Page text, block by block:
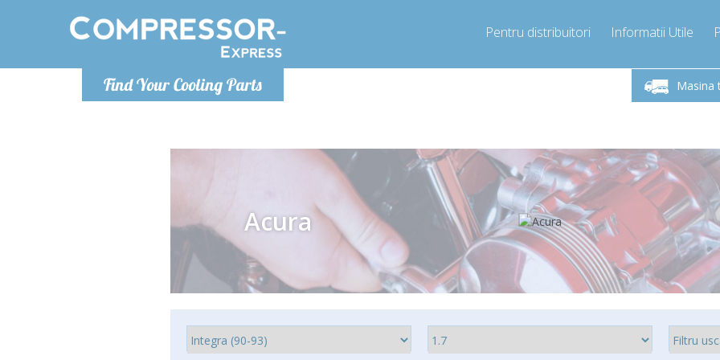
Find Your Cooling Parts
Pentru distribuitori Informatii Utile
Masina
Luni-Vineri 9.00 -17.00
Sunati Acum!
Luni-
Acura